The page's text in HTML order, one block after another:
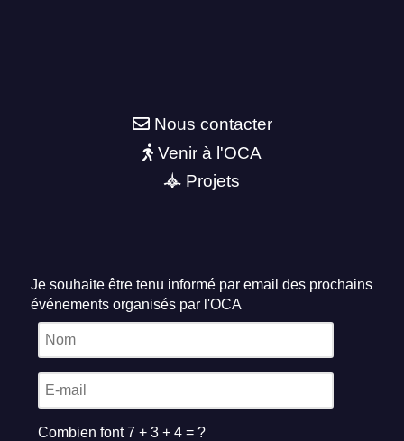
Nous contacter
Venir à l'OCA
Projets
Je souhaite être tenu informé par email des prochains
événements organisés par l'OCA
Combien font 7 + 3 + 4 = ?